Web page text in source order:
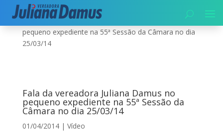
Início|Vídeo|Fala da vereadora Juliana Damus no
pequeno expediente na 55ª Sessão da Câmara no dia
25/03/14
Fala da vereadora Juliana Damus no
pequeno expediente na 55ª Sessão da
Câmara no dia 25/03/14
01/04/2014| Vídeo